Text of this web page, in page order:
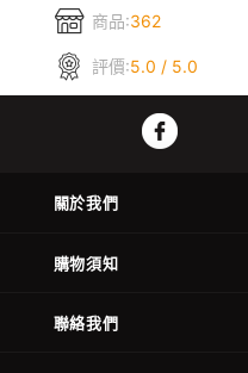
商品:362
評價:5.0 / 5.0
關於我們
購物須知
聯絡我們